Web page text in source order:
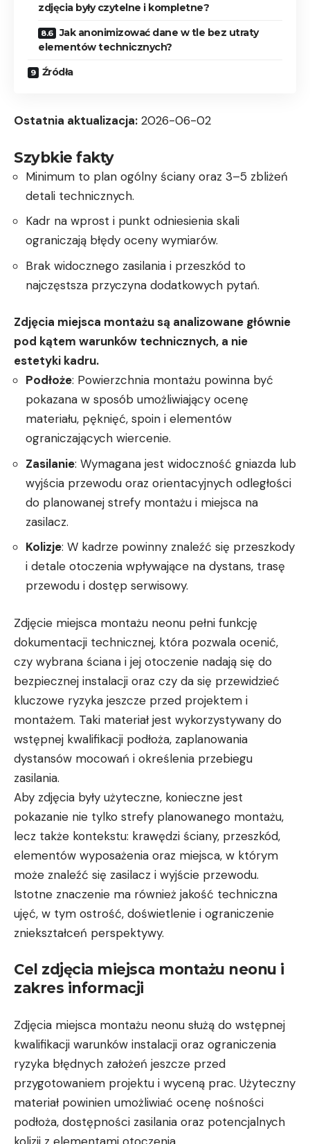
zdjęcia były czytelne i kompletne?
Jak anonimizować dane w tle bez utraty
elementów technicznych?
Źródła
Ostatnia aktualizacja: 2026-06-02
Szybkie fakty
Minimum to plan ogólny ściany oraz 3–5 zbliżeń
detali technicznych.
Kadr na wprost i punkt odniesienia skali
ograniczają błędy oceny wymiarów.
Brak widocznego zasilania i przeszkód to
najczęstsza przyczyna dodatkowych pytań.
Zdjęcia miejsca montażu są analizowane głównie
pod kątem warunków technicznych, a nie
estetyki kadru.
Podłoże: Powierzchnia montażu powinna być
pokazana w sposób umożliwiający ocenę
materiału, pęknięć, spoin i elementów
ograniczających wiercenie.
Zasilanie: Wymagana jest widoczność gniazda lub
wyjścia przewodu oraz orientacyjnych odległości
do planowanej strefy montażu i miejsca na
zasilacz.
Kolizje: W kadrze powinny znaleźć się przeszkody
i detale otoczenia wpływające na dystans, trasę
przewodu i dostęp serwisowy.
Zdjęcie miejsca montażu neonu pełni funkcję
dokumentacji technicznej, która pozwala ocenić,
czy wybrana ściana i jej otoczenie nadają się do
bezpiecznej instalacji oraz czy da się przewidzieć
kluczowe ryzyka jeszcze przed projektem i
montażem. Taki materiał jest wykorzystywany do
wstępnej kwalifikacji podłoża, zaplanowania
dystansów mocowań i określenia przebiegu
zasilania.
Aby zdjęcia były użyteczne, konieczne jest
pokazanie nie tylko strefy planowanego montażu,
lecz także kontekstu: krawędzi ściany, przeszkód,
elementów wyposażenia oraz miejsca, w którym
może znaleźć się zasilacz i wyjście przewodu.
Istotne znaczenie ma również jakość techniczna
ujęć, w tym ostrość, doświetlenie i ograniczenie
zniekształceń perspektywy.
Cel zdjęcia miejsca montażu neonu i
zakres informacji
Zdjęcia miejsca montażu neonu służą do wstępnej
kwalifikacji warunków instalacji oraz ograniczenia
ryzyka błędnych założeń jeszcze przed
przygotowaniem projektu i wyceną prac. Użyteczny
materiał powinien umożliwiać ocenę nośności
podłoża, dostępności zasilania oraz potencjalnych